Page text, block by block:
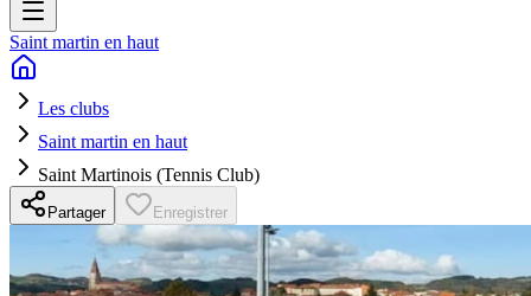
Saint martin en haut
Les clubs
Saint martin en haut
Saint Martinois (Tennis Club)
Partager Enregistrer